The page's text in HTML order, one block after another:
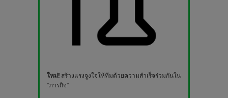
ใหม่! สร้างแรงจูงใจให้ทีมด้วยความสำเร็จร่วมกันใน
"ภารกิจ"